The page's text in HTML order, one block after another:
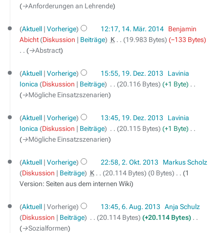
→‎Anforderungen an Lehrende
Aktuell Vorherige 12:17, 14. Mär. 2014
Benjamin
Abicht Diskussion Beiträge K 19.983 Bytes
−133 Bytes
→‎Abstract
Dezember
2013
Aktuell Vorherige 15:55, 19. Dez. 2013
Lavinia
Ionica
Diskussion Beiträge 20.116 Bytes +1 Byte
→‎Mögliche Einsatzszenarien
Aktuell Vorherige 13:45, 19. Dez. 2013
Lavinia
Ionica
Diskussion Beiträge 20.115 Bytes +1 Byte
→‎Mögliche Einsatzszenarien
Oktober
2013
Aktuell Vorherige 22:58, 2. Okt. 2013
Markus Scholz
Diskussion
Beiträge K 20.114 Bytes 0 Bytes
1
Version: Seiten aus dem internen Wiki
August
2013
Aktuell Vorherige 13:45, 6. Aug. 2013
Anja Schulz
Diskussion
Beiträge 20.114 Bytes +20.114 Bytes ‎
→‎Sozialformen